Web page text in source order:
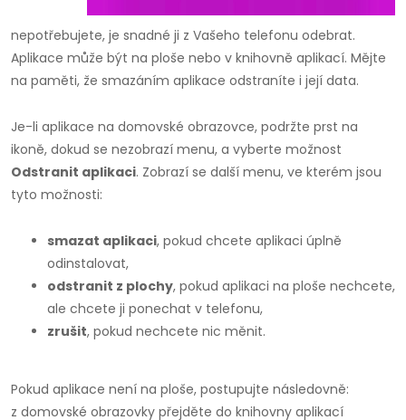
nepotřebujete, je snadné ji z Vašeho telefonu odebrat.
Aplikace může být na ploše nebo v knihovně aplikací. Mějte
na paměti, že smazáním aplikace odstraníte i její data.
Je-li aplikace na domovské obrazovce, podržte prst na
ikoně, dokud se nezobrazí menu, a vyberte možnost
Odstranit aplikaci. Zobrazí se další menu, ve kterém jsou
tyto možnosti:
smazat aplikaci, pokud chcete aplikaci úplně
odinstalovat,
odstranit z plochy, pokud aplikaci na ploše nechcete,
ale chcete ji ponechat v telefonu,
zrušit, pokud nechcete nic měnit.
Pokud aplikace není na ploše, postupujte následovně:
z domovské obrazovky přejděte do knihovny aplikací